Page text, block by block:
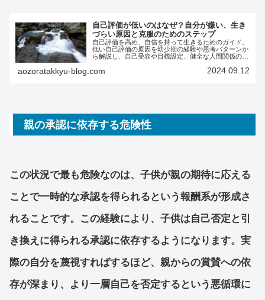
自己評価が低いのはなぜ？自分が嫌い、生き
づらい原因と克服のためのステップ
自己評価を高め、自信を持って生きるためのガイド。
低い自己評価の原因を幼少期の経験や思考パターンか
ら解説し、自己受容や目標設定、健全な人間関係の構
変えるための第一歩を踏み出しましょう。
aozoratakkyu-blog.com 2024.09.12
親の承認に依存する危険性
この状況で最も危険なのは、子供が親の期待に応える
ことで一時的な承認を得られるという報酬系が形成さ
れることです。この経験により、子供は自己否定と引
き換えに得られる承認に依存するようになります。実
際の自分を蔑視すればするほど、親からの賞賛への依
存が深まり、より一層自己を否定するという悪循環に